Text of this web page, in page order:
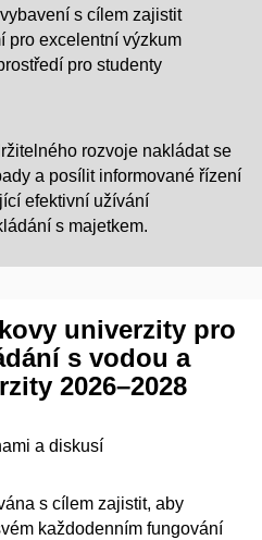
s cílem zajistit
pro excelentní výzkum
pro studenty
rozvoje nakládat se
a posílit informované řízení
efektivní užívání
s majetkem.
univerzity pro
s vodou a
2026–2028
a diskusí
s cílem zajistit, aby
každodenním fungování